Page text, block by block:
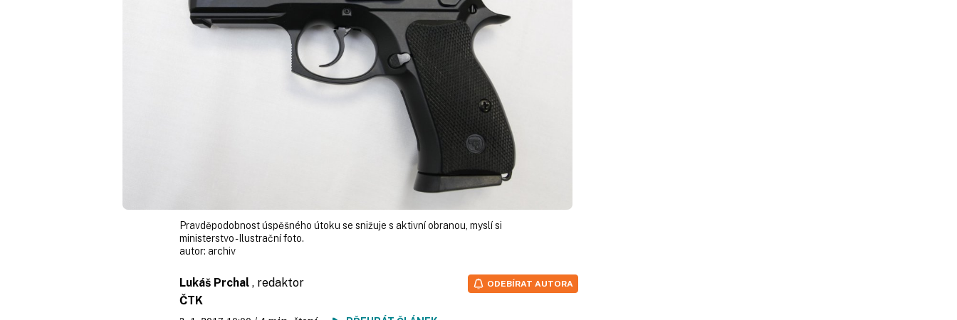
Pravděpodobnost úspěšného útoku se snižuje s aktivní obranou, myslí si
ministerstvo - Ilustrační foto.
autor: archiv
Lukáš Prchal , redaktor
ČTK
ODEBÍRAT AUTORA